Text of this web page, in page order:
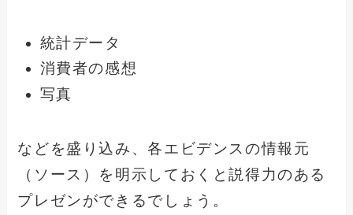
統計データ
消費者の感想
写真
などを盛り込み、各エビデンスの情報元
（ソース）を明示しておくと説得力のある
プレゼンができるでしょう。